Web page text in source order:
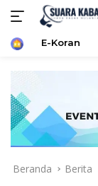
konten
HomeE-Koran
Beranda Berita